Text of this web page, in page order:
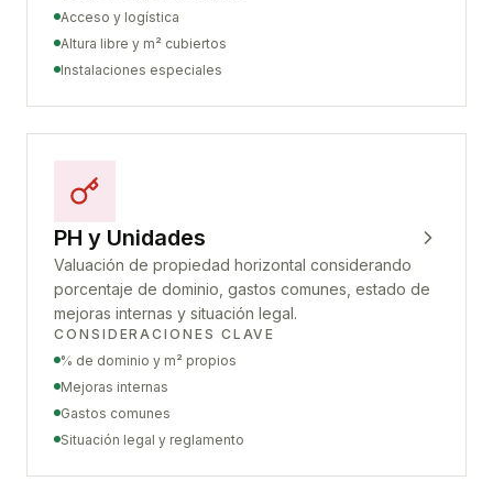
Acceso y logística
Altura libre y m² cubiertos
Instalaciones especiales
PH y Unidades
Valuación de propiedad horizontal considerando
porcentaje de dominio, gastos comunes, estado de
mejoras internas y situación legal.
CONSIDERACIONES CLAVE
% de dominio y m² propios
Mejoras internas
Gastos comunes
Situación legal y reglamento